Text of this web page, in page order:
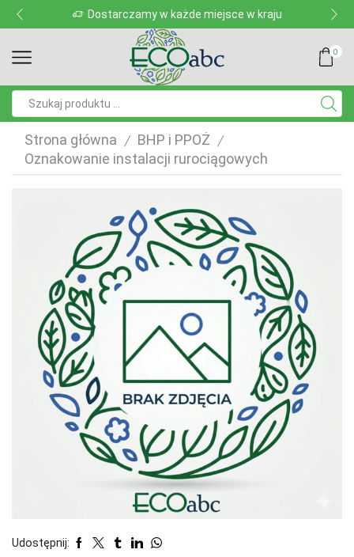
Dostarczamy w każde miejsce w kraju
0
Strona główna / BHP i PPOŻ /
Oznakowanie instalacji rurociągowych
Udostępnij: